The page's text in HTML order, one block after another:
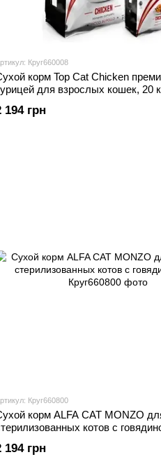
Круг660008
корм Top Cat Chicken
для взрослых кошек, 20
194 грн
Круг660800
корм ALFA CAT MONZO
котов с
194 грн